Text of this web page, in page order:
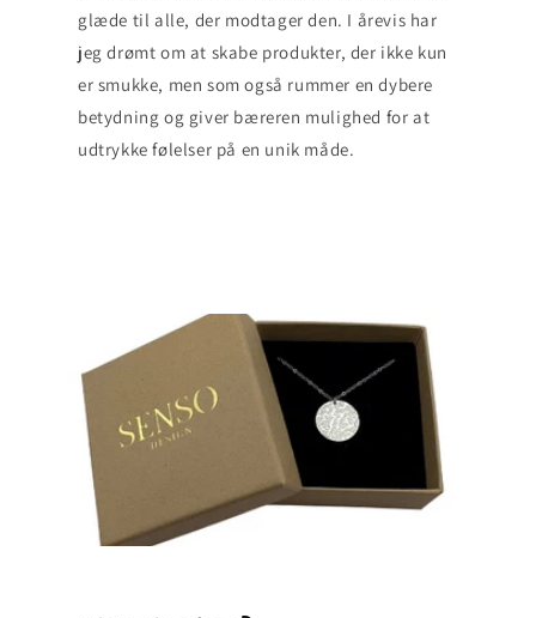
glæde til alle, der modtager den. I årevis har
jeg drømt om at skabe produkter, der ikke kun
er smukke, men som også rummer en dybere
betydning og giver bæreren mulighed for at
udtrykke følelser på en unik måde.